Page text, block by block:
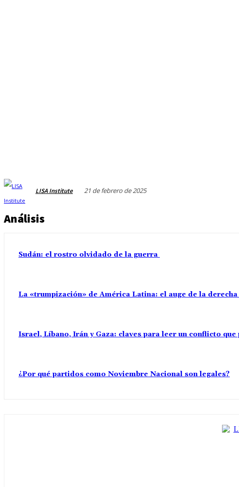
LISA Institute 21 de febrero de 2025
Análisis
Sudán: el rostro olvidado de la guerra
La «trumpización» de América Latina: el auge de la
Israel, Líbano, Irán y Gaza: claves para leer un conflicto
¿Por qué partidos como Noviembre Nacional son legales?